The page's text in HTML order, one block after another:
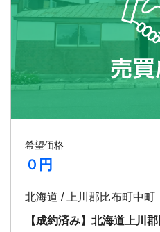
希望価格
０円
北海道 / 上川郡比布町中町
【成約済み】北海道上川